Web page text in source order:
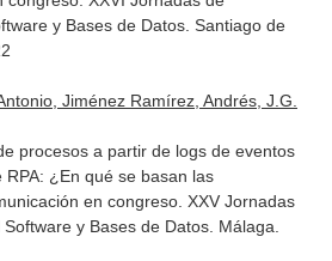
y Bases de Datos. Santiago de
Jiménez Ramírez, Andrés, J.G.
procesos a partir de logs de eventos
RPA: ¿En qué se basan las
en congreso. XXV Jornadas
y Bases de Datos. Málaga.